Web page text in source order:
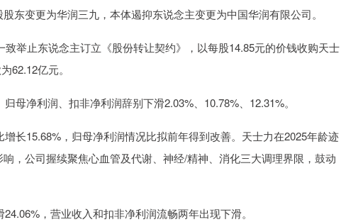
东变更为华润三九，本体遏抑东说念主变更为中国华润有限公司。
举止东说念主订立《股份转让契约》，以每股14.85元的价钱收购天士
62.12亿元。
母净利润、扣非净利润辞别下滑2.03%、10.78%、12.31%。
长15.68%，归母净利润情况比拟前年得到改善。天士力在2025年龄迹
，公司握续聚焦心血管及代谢、神经/精神、消化三大调理界限，鼓动
，营业收入和扣非净利润流畅两年出现下滑。